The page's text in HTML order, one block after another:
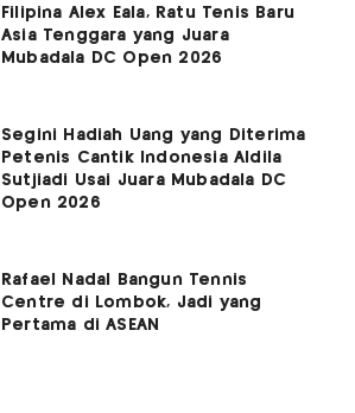
Filipina Alex Eala, Ratu Tenis Baru
Asia Tenggara yang Juara
Mubadala DC Open 2026
Segini Hadiah Uang yang Diterima
Petenis Cantik Indonesia Aldila
Sutjiadi Usai Juara Mubadala DC
Open 2026
Rafael Nadal Bangun Tennis
Centre di Lombok, Jadi yang
Pertama di ASEAN